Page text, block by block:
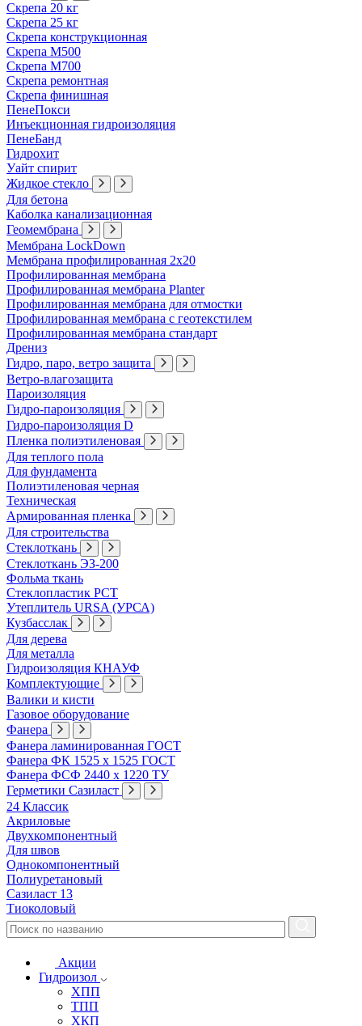
Скрепа 20 кг
Скрепа 25 кг
Скрепа конструкционная
Скрепа М500
Скрепа М700
Скрепа ремонтная
Скрепа финишная
ПенеПокси
Инъекционная гидроизоляция
ПенеБанд
Гидрохит
Уайт спирит
Жидкое стекло
Для бетона
Каболка канализационная
Геомембрана
Мембрана LockDown
Мембрана профилированная 2х20
Профилированная мембрана
Профилированная мембрана Planter
Профилированная мембрана для отмостки
Профилированная мембрана с геотекстилем
Профилированная мембрана стандарт
Дрениз
Гидро, паро, ветро защита
Ветро-влагозащита
Пароизоляция
Гидро-пароизоляция
Гидро-пароизоляция D
Пленка полиэтиленовая
Для теплого пола
Для фундамента
Полиэтиленовая черная
Техническая
Армированная пленка
Для строительства
Стеклоткань
Стеклоткань ЭЗ-200
Фольма ткань
Стеклопластик РСТ
Утеплитель URSA (УРСА)
Кузбасслак
Для дерева
Для металла
Гидроизоляция КНАУФ
Комплектующие
Валики и кисти
Газовое оборудование
Фанера
Фанера ламинированная ГОСТ
Фанера ФК 1525 х 1525 ГОСТ
Фанера ФСФ 2440 х 1220 ТУ
Герметики Сазиласт
24 Классик
Акриловые
Двухкомпонентный
Для швов
Однокомпонентный
Полиуретановый
Сазиласт 13
Тиоколовый
Акции
Гидроизол
ХПП
ТПП
ХКП